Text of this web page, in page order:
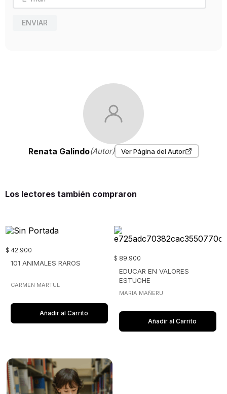
ENVIAR
Renata Galindo(Autor) Ver Página del Autor
Los lectores también compraron
$ 42.900
101 ANIMALES RAROS
CARMEN MARTUL
Añadir al Carrito
$ 89.900
EDUCAR EN VALORES
ESTUCHE
MARIA MAÑERU
Añadir al Carrito